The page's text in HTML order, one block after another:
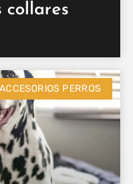
collares
ACCESORIOS PERROS